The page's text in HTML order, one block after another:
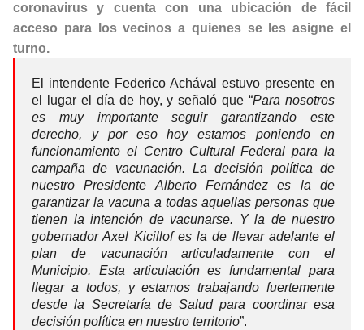
coronavirus y cuenta con una ubicación de fácil
acceso para los vecinos a quienes se les asigne el
turno.
El intendente Federico Achával estuvo presente en
el lugar el día de hoy, y señaló que “Para nosotros
es muy importante seguir garantizando este
derecho, y por eso hoy estamos poniendo en
funcionamiento el Centro Cultural Federal para la
campaña de vacunación. La decisión política de
nuestro Presidente Alberto Fernández es la de
garantizar la vacuna a todas aquellas personas que
tienen la intención de vacunarse. Y la de nuestro
gobernador Axel Kicillof es la de llevar adelante el
plan de vacunación articuladamente con el
Municipio. Esta articulación es fundamental para
llegar a todos, y estamos trabajando fuertemente
desde la Secretaría de Salud para coordinar esa
decisión política en nuestro territorio”.